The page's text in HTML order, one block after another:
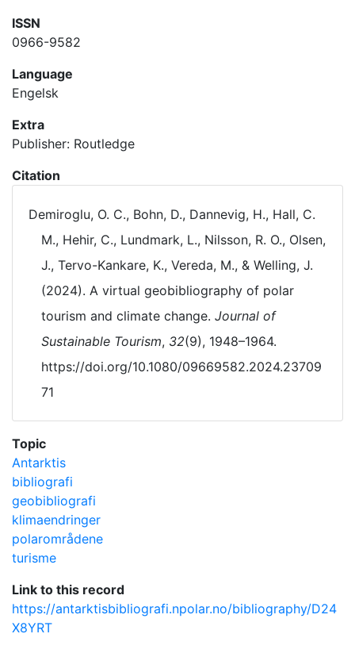
ISSN
0966-9582
Language
Engelsk
Extra
Publisher: Routledge
Citation
Demiroglu, O. C., Bohn, D., Dannevig, H., Hall, C.
M., Hehir, C., Lundmark, L., Nilsson, R. O., Olsen,
J., Tervo-Kankare, K., Vereda, M., & Welling, J.
(2024). A virtual geobibliography of polar
tourism and climate change. Journal of
Sustainable Tourism, 32(9), 1948–1964.
https://doi.org/10.1080/09669582.2024.23709
71
Topic
Antarktis
bibliografi
geobibliografi
klimaendringer
polarområdene
turisme
Link to this record
https://antarktisbibliografi.npolar.no/bibliography/D24
X8YRT